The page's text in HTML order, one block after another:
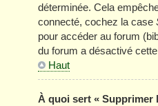
déterminée. Cela
connecté, cochez la case
pour accéder au forum
du forum a désactivé
Haut
À quoi sert « Supprimer